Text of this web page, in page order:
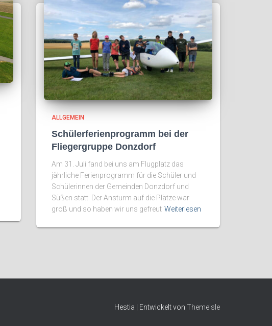
ALLGEMEIN
Schülerferienprogramm bei der
Fliegergruppe Donzdorf
Am 31. Juli fand bei uns am Flugplatz das
jährliche Ferienprogramm für die Schüler und
Schülerinnen der Gemeinden Donzdorf und
Süßen statt. Der Ansturm auf die Plätze war
groß und so haben wir uns gefreut Weiterlesen
Hestia | Entwickelt von ThemeIsle